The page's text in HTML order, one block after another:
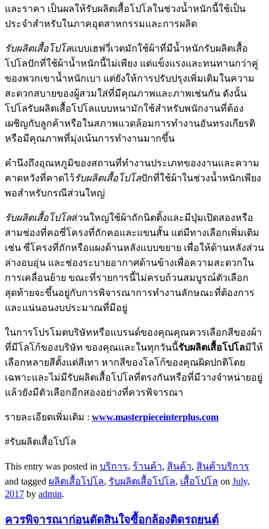
และราคา เป็นผลให้รับผลิตเสื้อโปโลในช่วงน้ำหนักนี้ใช้เป็น
ประจำสำหรับในภาคอุตสาหกรรมและการผลิต
รับผลิตเสื้อโปโลแบบเฮฟวี่เวตมักใช้ผ้าที่มีน้ำหนักรับผลิตเสื้อ
โปโลปักที่ใช้ผ้าน้ำหนักนี้ไม่เพียง แต่แข็งแรงและทนทานกว่าคู่
ของพวกเขาน้ำหนักเบา แต่ยังให้การปรับปรุงเพิ่มเติมในความ
สะดวกสบายของผู้สวมใส่ที่มีคุณภาพและภาพเช่นกัน ดังนั้น
โปโลรับผลิตเสื้อโปโลแบบหนามักใช้สำหรับพนักงานที่ต้อง
เผชิญกับลูกค้าหรือในสภาพแวดล้อมการทำงานอันทรงเกียรติ
หรือมีคุณภาพที่มุ่งเน้นการทำงานมากขึ้น
คำนึงถึงอุณหภูมิของสถานที่ทำงานประเภทของงานและความ
คาดหวังที่คาดไว้รับผลิตเสื้อโปโลปักที่ใช้ผ้าในช่วงน้ำหนักเพียง
พอสำหรับกรณีส่วนใหญ่
รับผลิตเสื้อโปโลส่วนใหญ่ใช้ผ้าถักนิตติ้งและมีปุ่มเปิดสองหรือ
สามช่องที่คอซี่โครงที่ถักคอและแขนสั้น แต่มีทางเลือกเพิ่มเติม
เช่น ซี่โครงที่ถักหรือแผงด้านหลังแบบขยาย เพื่อให้ด้านหลังส่วน
ล่างอบอุ่น และช่องระบายอากาศด้านข้างเพื่อความสะดวกใน
การเคลื่อนย้าย ขณะที่รายการนี้ไม่ครบถ้วนสมบูรณ์ตัวเลือก
สุดท้ายจะขึ้นอยู่กับการพิจารณาการทำงานลักษณะที่ต้องการ
และแน่นอนงบประมาณที่มีอยู่
ในการโปรโมตบริษัทหรือแบรนด์ของคุณคุณควรเลือกสีของผ้า
ที่มีโลโก้ของบริษัท ของคุณและในทุกวันนี้รับผลิตเสื้อโปโลมีให้
เลือกหลายสีตั้งแต่สีเทา หากสีของโลโก้ของคุณผิดปกติโดย
เฉพาะและไม่มีรับผลิตเสื้อโปโลที่ตรงกันหรือที่มีวางจำหน่ายอยู่
แล้วยังมีตัวเลือกอีกสองอย่างที่ควรพิจารณา
รายละเอียดเพิ่มเติม : www.masterpieceinterplus.com
#รับผลิตเสื้อโปโล
This entry was posted in บริการ, ร้านค้า, สินค้า, สินค้าบริการ
and tagged ผลิตเสื้อโปโล, รับผลิตเสื้อโปโล, เสื้อโปโล on July,
2017 by admin.
ควรพิจารณาก่อนตัดสินใจซื้อกล้องติดรถยนต์